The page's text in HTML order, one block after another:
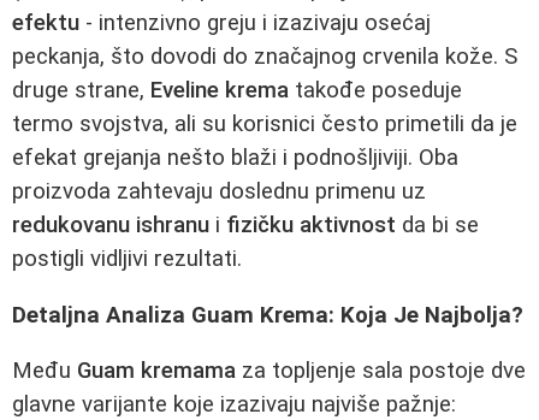
efektu - intenzivno greju i izazivaju osećaj
peckanja, što dovodi do značajnog crvenila kože. S
druge strane, Eveline krema takođe poseduje
termo svojstva, ali su korisnici često primetili da je
efekat grejanja nešto blaži i podnošljiviji. Oba
proizvoda zahtevaju doslednu primenu uz
redukovanu ishranu i fizičku aktivnost da bi se
postigli vidljivi rezultati.
Detaljna Analiza Guam Krema: Koja Je Najbolja?
Među Guam kremama za topljenje sala postoje dve
glavne varijante koje izazivaju najviše pažnje: